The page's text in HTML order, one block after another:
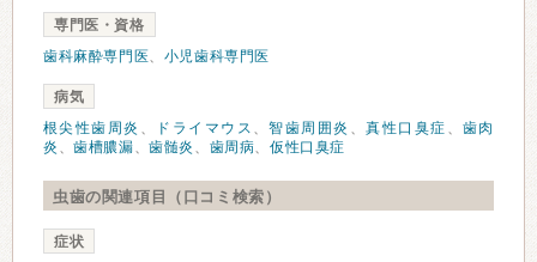
専門医・資格
歯科麻酔専門医、 小児歯科専門医
病気
根尖性歯周炎 、 ドライマウス 、智歯周囲炎 、真性口臭症 、 歯肉
炎 、歯槽膿漏、歯髄炎 、 歯周病、仮性口臭症
虫歯の関連項目（口コミ検索）
症状